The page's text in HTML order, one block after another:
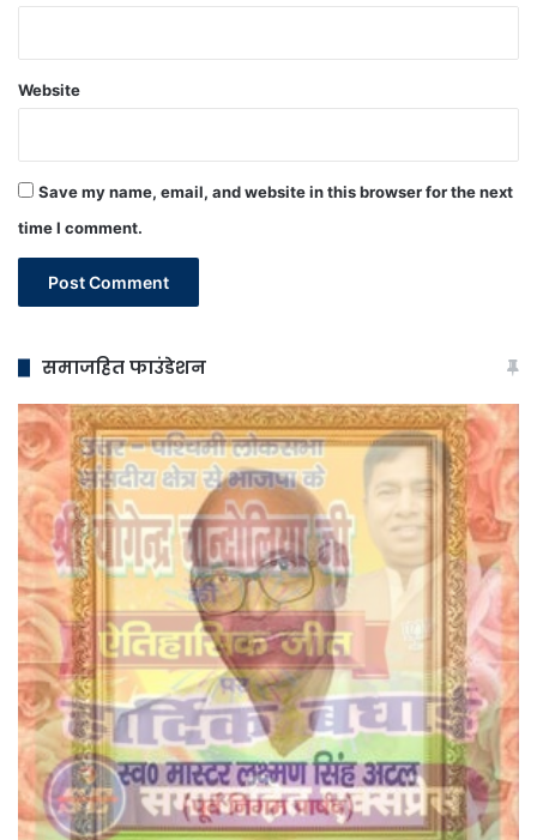
Website
Save my name, email, and website in this browser for the next
time I comment.
समाजहित फाउंडेशन